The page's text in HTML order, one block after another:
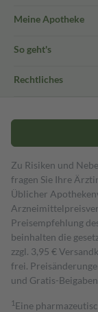
Meine Apotheke
So geht's
Rechtliches
Zu Risiken und
fragen Sie Ihre
Üblicher
Preisempfehlung
beinhalten die
zzgl. 3,95 €
frei.
und Gratis-
1 Eine